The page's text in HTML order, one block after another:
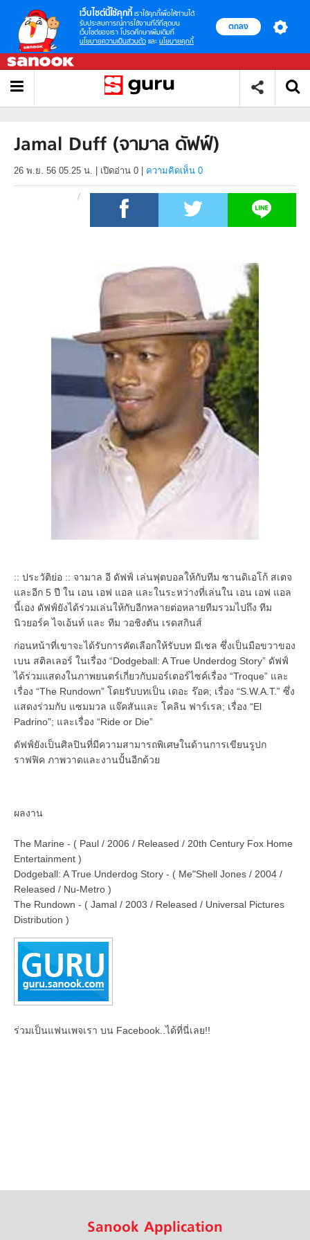
เว็บไซต์นี้ใช้คุกกี้ เราใช้คุกกี้เพื่อให้ท่านได้
รับประสบการณ์การใช้งานที่ดีที่สุดบน
เว็บไซต์ของเรา โปรดศึกษาเพิ่มเติมที่
นโยบายความเป็นส่วนตัว และ นโยบายคุกกี้
ตกลง
Jamal Duff (จามาล ดัฟฟ์)
26 พ.ย. 56 05.25 น. เปิดอ่าน 0 ความคิดเห็น 0
:: ประวัติย่อ :: จามาล อี ดัฟฟ์ เล่นฟุตบอลให้กับทีม ซานดิเอโก้ สเตจ
และอีก 5 ปี ใน เอน เอฟ แอล และในระหว่างที่เล่นใน เอน เอฟ แอล
นี้เอง ดัฟฟ์ยังได้ร่วมเล่นให้กับอีกหลายต่อหลายทีมรวมไปถึง ทีม
นิวยอร์ค ไจเอ้นท์ และ ทีม วอชิงตัน เรดสกินส์
ก่อนหน้าที่เขาจะได้รับการคัดเลือกให้รับบท มีเชล ซึ่งเป็นมือขวาของ
เบน สติลเลอร์ ในเรื่อง “Dodgeball: A True Underdog Story” ดัฟฟ์
ได้ร่วมแสดงในภาพยนตร์เกี่ยวกับมอร์เตอร์ไซค์เรื่อง “Troque” และ
เรื่อง “The Rundown” โดยรับบทเป็น เดอะ ร๊อค; เรื่อง “S.W.A.T.” ซึ่ง
แสดงร่วมกับ แซมมวล แจ๊คสันและ โคลิน ฟาร์เรล; เรื่อง “El
Padrino”; และเรื่อง “Ride or Die”
ดัฟฟ์ยังเป็นศิลปินที่มีความสามารถพิเศษในด้านการเขียนรูปก
ราฟฟิค ภาพวาดและงานปั้นอีกด้วย
ผลงาน
The Marine - ( Paul / 2006 / Released / 20th Century Fox Home
Entertainment )
Dodgeball: A True Underdog Story - ( Me"Shell Jones / 2004 /
Released / Nu-Metro )
The Rundown - ( Jamal / 2003 / Released / Universal Pictures
Distribution )
ร่วมเป็นแฟนเพจเรา บน Facebook..ได้ที่นี่เลย!!
Sanook Application